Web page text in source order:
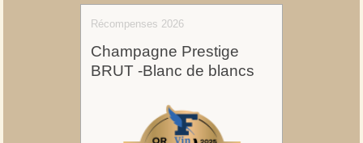
Récompenses 2026
Champagne Prestige
BRUT -Blanc de blancs